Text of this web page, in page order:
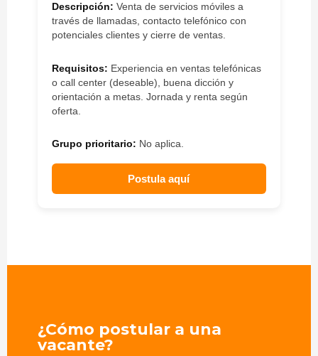
Descripción: Venta de servicios móviles a
través de llamadas, contacto telefónico con
potenciales clientes y cierre de ventas.
Requisitos: Experiencia en ventas telefónicas
o call center (deseable), buena dicción y
orientación a metas. Jornada y renta según
oferta.
Grupo prioritario: No aplica.
Postula aquí
¿Cómo postular a una
vacante?